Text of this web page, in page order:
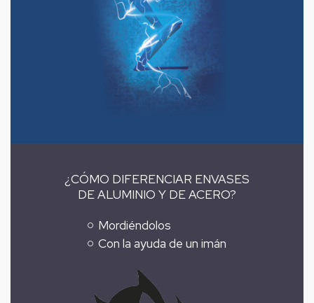
¿CÓMO DIFERENCIAR ENVASES
DE ALUMINIO Y DE ACERO?
Mordiéndolos
Con la ayuda de un imán